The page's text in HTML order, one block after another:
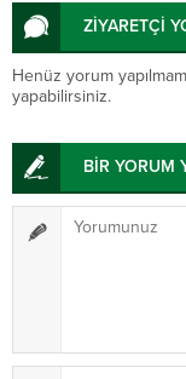
ZİYARETÇİ
Henüz yorum
yapabilirsiniz.
BİR YORUM